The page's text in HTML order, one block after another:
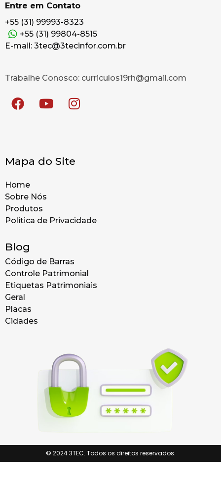
Entre em Contato
+55 (31) 99993-8323
+55 (31) 99804-8515
E-mail: 3tec@3tecinfor.com.br
Trabalhe Conosco: curriculos19rh@gmail.com
Mapa do Site
Home
Sobre Nós
Produtos
Politica de Privacidade
Blog
Código de Barras
Controle Patrimonial
Etiquetas Patrimoniais
Geral
Placas
Cidades
© 2024 3TEC. Todos os direitos reservados.